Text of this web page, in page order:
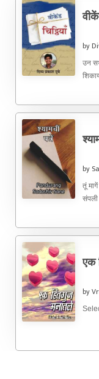
by
उन
by
तूं
संपली
एक
by